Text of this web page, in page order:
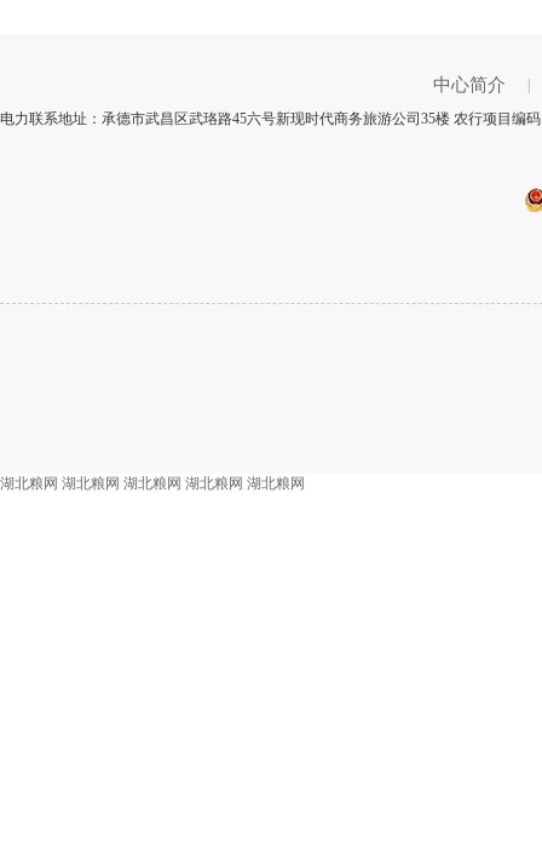
中心简介
电力联系地址：承德市武昌区武珞路45六号新现时代商务旅游公司35楼 农行项目编
湖北粮网 湖北粮网 湖北粮网 湖北粮网 湖北粮网